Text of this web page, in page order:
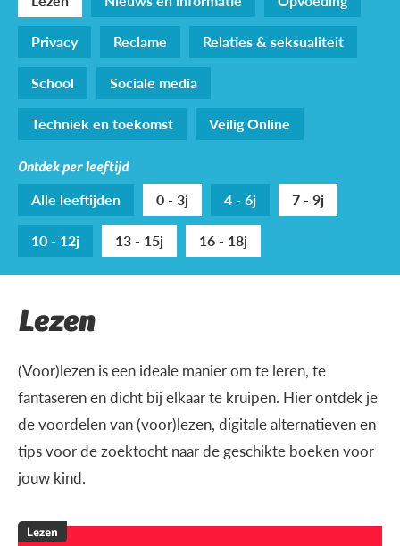
Privacy
Reclame
Relaties & seksualiteit
School
Sociale media
Techniek en toekomst
Veilig Online
Ontdek per leeftijd
Alle leeftijden 0 - 3j 4 - 6j
7 - 9j
10 - 12j
13 - 15j 16 - 18j
Lezen
(Voor)lezen is een ideale manier om te leren, te
fantaseren en dicht bij elkaar te kruipen. Hier ontdek je
de voordelen van (voor)lezen, digitale alternatieven en
tips voor de zoektocht naar de geschikte boeken voor
jouw kind.
Lezen